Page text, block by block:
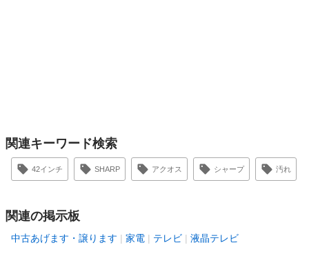
関連キーワード検索
42インチ SHARP アクオス シャープ 汚れ
関連の掲示板
中古あげます・譲ります 家電 テレビ 液晶テレビ